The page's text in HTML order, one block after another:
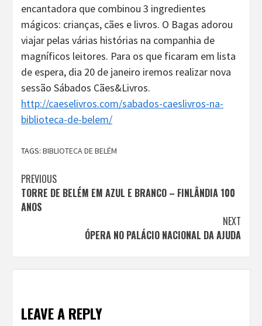
encantadora que combinou 3 ingredientes
mágicos: crianças, cães e livros. O Bagas adorou
viajar pelas várias histórias na companhia de
magníficos leitores. Para os que ficaram em lista
de espera, dia 20 de janeiro iremos realizar nova
sessão Sábados Cães&Livros.
http://caeselivros.com/sabados-caeslivros-na-
biblioteca-de-belem/
TAGS: BIBLIOTECA DE BELÉM
Continue
Reading
PREVIOUS
TORRE DE BELÉM EM AZUL E BRANCO – FINLÂNDIA 100
ANOS
NEXT
ÓPERA NO PALÁCIO NACIONAL DA AJUDA
LEAVE A REPLY